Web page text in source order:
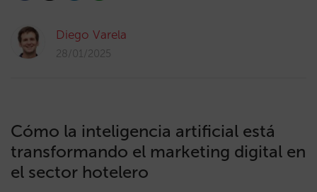
Diego Varela
28/01/2025
Cómo la inteligencia artificial está
transformando el marketing digital en
el sector hotelero